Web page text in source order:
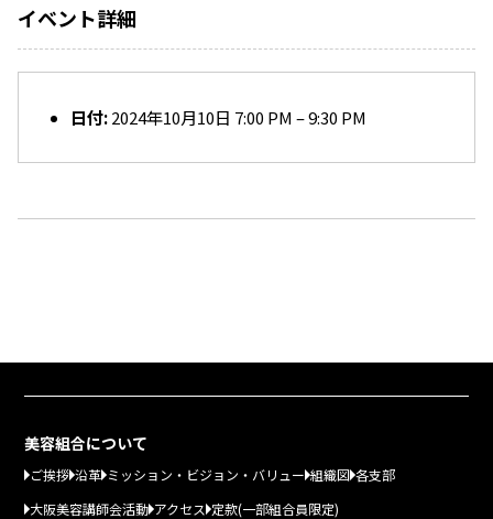
イベント詳細
日付: 2024年10月10日 7:00 PM–9:30 PM
美容組合について
ご挨拶 沿革 ミッション・ビジョン・バリュー 組織図 各支部
大阪美容講師会活動 アクセス 定款(一部組合員限定)